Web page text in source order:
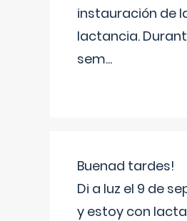
instauración de
lactancia.
sem...
Buenad tardes!
Di a luz el 9 de
y estoy con